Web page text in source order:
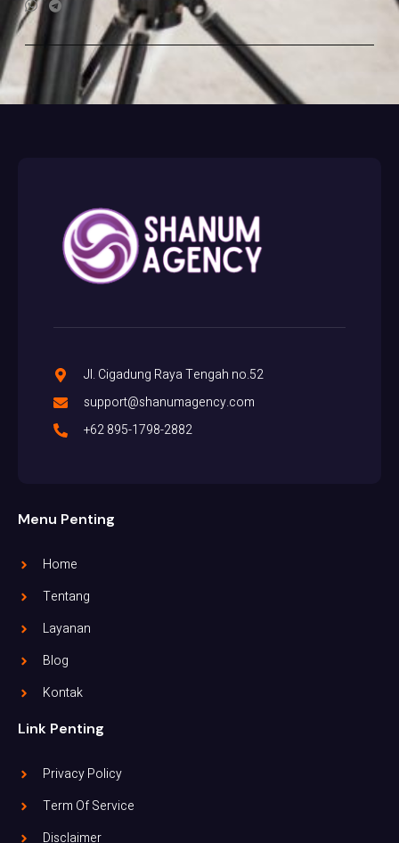
Jl. Cigadung Raya Tengah no.52
support@shanumagency.com
+62 895-1798-2882
Menu Penting
Home
Tentang
Layanan
Blog
Kontak
Link Penting
Privacy Policy
Term Of Service
Disclaimer